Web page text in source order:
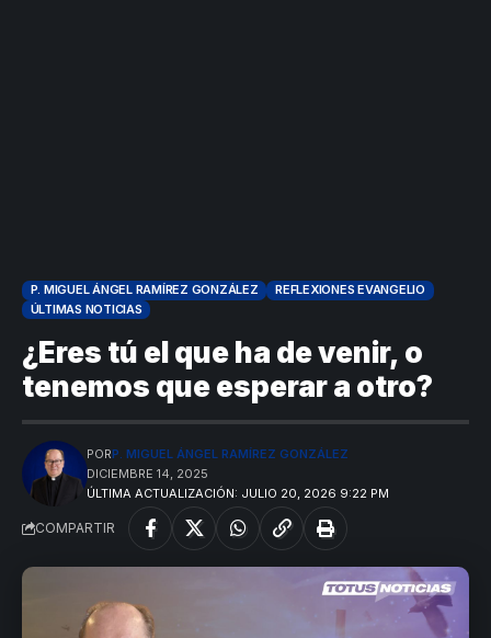
P. MIGUEL ÁNGEL RAMÍREZ GONZÁLEZ
REFLEXIONES EVANGELIO
ÚLTIMAS NOTICIAS
¿Eres tú el que ha de venir, o
tenemos que esperar a otro?
ÚLTIMA ACTUALIZACIÓN: JULIO 20, 2026 9:22 PM
PORP. MIGUEL ÁNGEL RAMÍREZ GONZÁLEZ
DICIEMBRE 14, 2025
COMPARTIR